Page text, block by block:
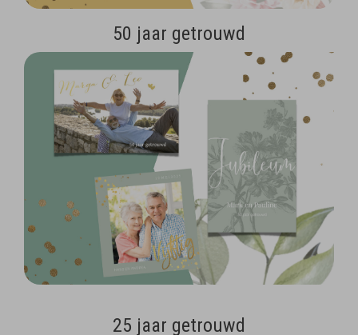
50 jaar getrouwd
25 jaar getrouwd